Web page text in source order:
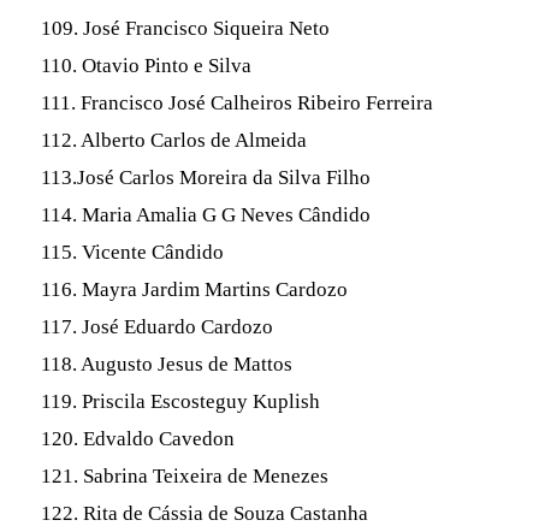
109. José Francisco Siqueira Neto
110. Otavio Pinto e Silva
111. Francisco José Calheiros Ribeiro Ferreira
112. Alberto Carlos de Almeida
113.José Carlos Moreira da Silva Filho
114. Maria Amalia G G Neves Cândido
115. Vicente Cândido
116. Mayra Jardim Martins Cardozo
117. José Eduardo Cardozo
118. Augusto Jesus de Mattos
119. Priscila Escosteguy Kuplish
120. Edvaldo Cavedon
121. Sabrina Teixeira de Menezes
122. Rita de Cássia de Souza Castanha